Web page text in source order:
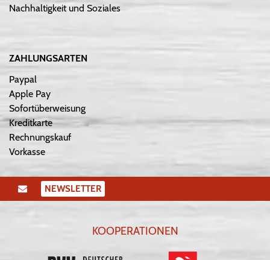
Nachhaltigkeit und Soziales
ZAHLUNGSARTEN
Paypal
Apple Pay
Sofortüberweisung
Kreditkarte
Rechnungskauf
Vorkasse
NEWSLETTER
KOOPERATIONEN